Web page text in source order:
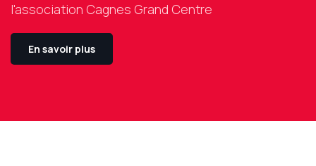
l'association Cagnes Grand Centre
En savoir plus